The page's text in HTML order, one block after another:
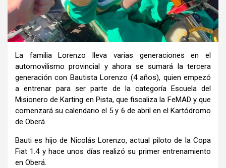
La familia Lorenzo lleva varias generaciones en el
automovilismo provincial y ahora se sumará la tercera
generación con Bautista Lorenzo (4 años), quien empezó
a entrenar para ser parte de la categoría Escuela del
Misionero de Karting en Pista, que fiscaliza la FeMAD y que
comenzará su calendario el 5 y 6 de abril en el Kartódromo
de Oberá.
Bauti es hijo de Nicolás Lorenzo, actual piloto de la Copa
Fiat 1.4 y hace unos días realizó su primer entrenamiento
en Oberá.